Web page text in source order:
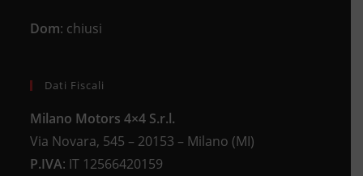
Dom: chiusi
Dati Fiscali
Milano Motors 4×4 S.r.l.
Via Novara, 545 – 20153 – Milano (MI)
P.IVA: IT 12566420159